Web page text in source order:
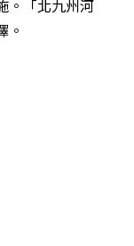
。「北九州河
。